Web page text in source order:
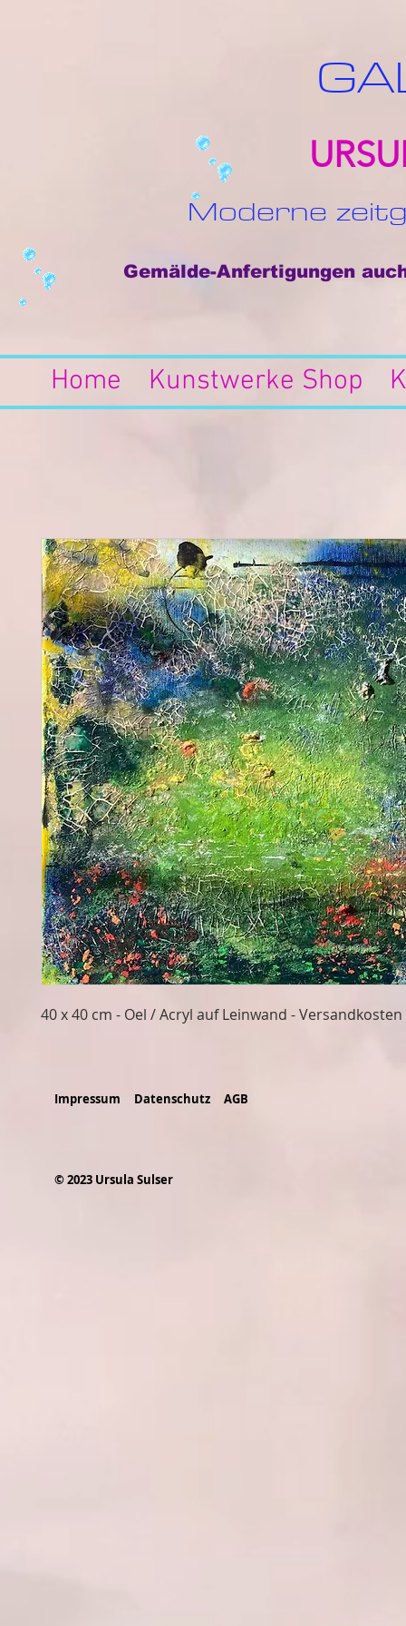
Moderne
Gemälde-Anfertigungen
Home Kunstwerke Shop
40 x 40 cm - Oel / Acryl auf Leinwand - Versandkosten
Impressum Datenschutz AGB
© 2023 Ursula Sulser